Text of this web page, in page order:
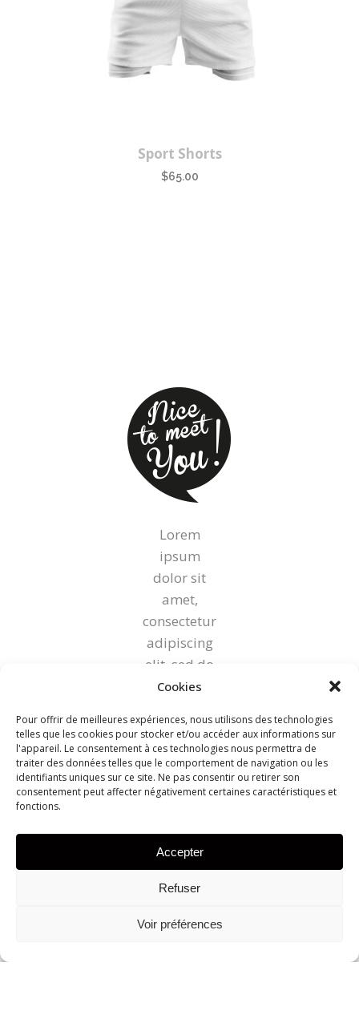
Cookies
Pour offrir de meilleures expériences, nous utilisons des technologies
telles que les cookies pour stocker et/ou accéder aux informations sur
l'appareil. Le consentement à ces technologies nous permettra de
traiter des données telles que le comportement de navigation ou les
identifiants uniques sur ce site. Ne pas consentir ou retirer son
consentement peut affecter négativement certaines caractéristiques et
fonctions.
Accepter
Refuser
Voir préférences
Sport Shorts
$65.00
Lorem
ipsum
dolor sit
amet,
consectetur
adipiscing
elit, sed do
eiusmod
incididunt
ut labore et
dolore
magna
enim ad
minim
veniam